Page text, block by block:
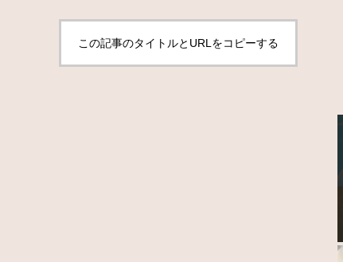
この記事のタイトルとURLをコピーする